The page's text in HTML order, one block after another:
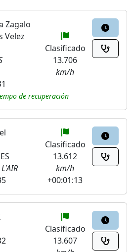
Zagalo
Velez
Clasificado
13.706
km/h
de recuperación
Clasificado
13.612
km/h
+00:01:13
Clasificado
13.607